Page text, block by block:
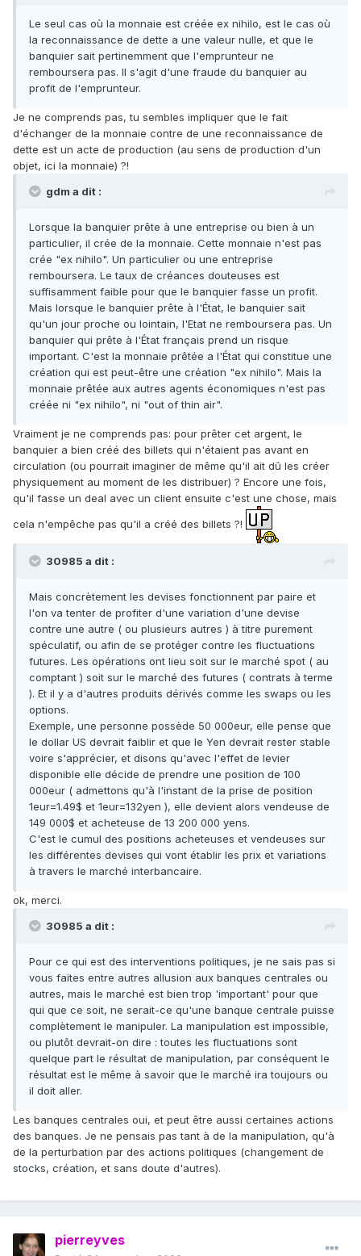
Le seul cas où la monnaie est créée ex nihilo, est le cas où
la reconnaissance de dette a une valeur nulle, et que le
banquier sait pertinemment que l'emprunteur ne
remboursera pas. Il s'agit d'une fraude du banquier au
profit de l'emprunteur.
Je ne comprends pas, tu sembles impliquer que le fait
d'échanger de la monnaie contre de une reconnaissance de
dette est un acte de production (au sens de production d'un
objet, ici la monnaie) ?!
gdm a dit :
Lorsque la banquier prête à une entreprise ou bien à un
particulier, il crée de la monnaie. Cette monnaie n'est pas
crée "ex nihilo". Un particulier ou une entreprise
remboursera. Le taux de créances douteuses est
suffisamment faible pour que le banquier fasse un profit.
Mais lorsque le banquier prête à l'État, le banquier sait
qu'un jour proche ou lointain, l'Etat ne remboursera pas. Un
banquier qui prête à l'État français prend un risque
important. C'est la monnaie prêtée a l'État qui constitue une
création qui est peut-être une création "ex nihilo". Mais la
monnaie prêtée aux autres agents économiques n'est pas
créée ni "ex nihilo", ni "out of thin air".
Vraiment je ne comprends pas: pour prêter cet argent, le
banquier a bien créé des billets qui n'étaient pas avant en
circulation (ou pourrait imaginer de même qu'il ait dû les créer
physiquement au moment de les distribuer) ? Encore une fois,
qu'il fasse un deal avec un client ensuite c'est une chose, mais
cela n'empêche pas qu'il a créé des billets ?!
30985 a dit :
Mais concrètement les devises fonctionnent par paire et
l'on va tenter de profiter d'une variation d'une devise
contre une autre ( ou plusieurs autres ) à titre purement
spéculatif, ou afin de se protéger contre les fluctuations
futures. Les opérations ont lieu soit sur le marché spot ( au
comptant ) soit sur le marché des futures ( contrats à terme
). Et il y a d'autres produits dérivés comme les swaps ou les
options.
Exemple, une personne possède 50 000eur, elle pense que
le dollar US devrait faiblir et que le Yen devrait rester stable
voire s'apprécier, et disons qu'avec l'effet de levier
disponible elle décide de prendre une position de 100
000eur ( admettons qu'à l'instant de la prise de position
1eur=1.49$ et 1eur=132yen ), elle devient alors vendeuse de
149 000$ et acheteuse de 13 200 000 yens.
C'est le cumul des positions acheteuses et vendeuses sur
les différentes devises qui vont établir les prix et variations
à travers le marché interbancaire.
ok, merci.
30985 a dit :
Pour ce qui est des interventions politiques, je ne sais pas si
vous faites entre autres allusion aux banques centrales ou
autres, mais le marché est bien trop 'important' pour que
qui que ce soit, ne serait-ce qu'une banque centrale puisse
complètement le manipuler. La manipulation est impossible,
ou plutôt devrait-on dire : toutes les fluctuations sont
quelque part le résultat de manipulation, par conséquent le
résultat est le même à savoir que le marché ira toujours ou
il doit aller.
Les banques centrales oui, et peut être aussi certaines actions
des banques. Je ne pensais pas tant à de la manipulation, qu'à
de la perturbation par des actions politiques (changement de
stocks, création, et sans doute d'autres).
pierreyves